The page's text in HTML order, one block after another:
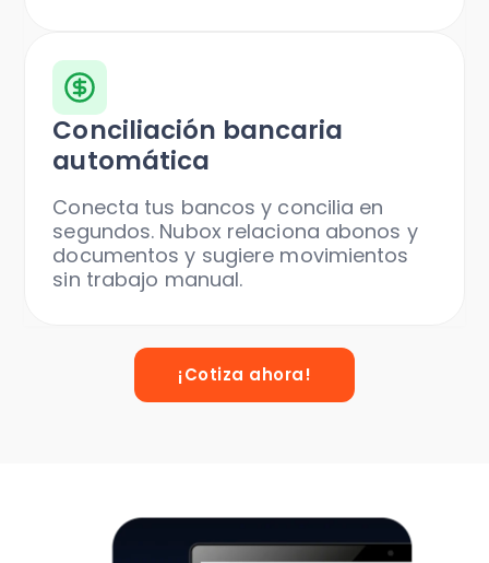
Conciliación bancaria
automática
Conecta tus bancos y concilia en
segundos. Nubox relaciona abonos y
documentos y sugiere movimientos
sin trabajo manual.
¡Cotiza ahora!